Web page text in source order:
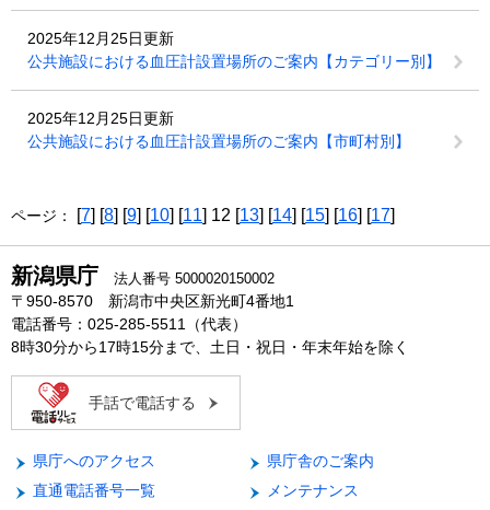
2025年12月25日更新
公共施設における血圧計設置場所のご案内【カテゴリー別】
2025年12月25日更新
公共施設における血圧計設置場所のご案内【市町村別】
ページ： [7] [8] [9] [10] [11] 12 [13] [14] [15] [16] [17]
新潟県庁 法人番号 5000020150002
〒950-8570 新潟市中央区新光町4番地1
電話番号：025-285-5511（代表）
8時30分から17時15分まで、土日・祝日・年末年始を除く
手話で電話する
県庁へのアクセス
県庁舎のご案内
直通電話番号一覧
メンテナンス